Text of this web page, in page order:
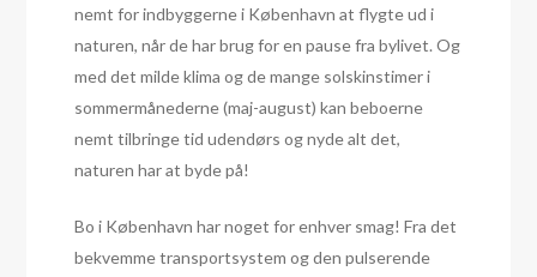
nemt for indbyggerne i København at flygte ud i
naturen, når de har brug for en pause fra bylivet. Og
med det milde klima og de mange solskinstimer i
sommermånederne (maj-august) kan beboerne
nemt tilbringe tid udendørs og nyde alt det,
naturen har at byde på!
Bo i København har noget for enhver smag! Fra det
bekvemme transportsystem og den pulserende